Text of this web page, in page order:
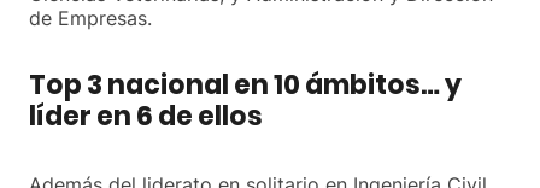
de Empresas.
Top 3 nacional en 10 ámbitos… y
líder en 6 de ellos